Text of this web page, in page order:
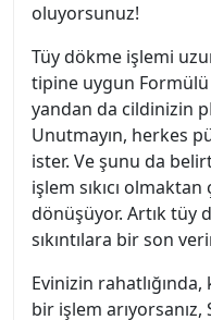
oluyorsunuz!
Tüy dökme işlemi
tipine uygun
yandan da cildinizin
Unutmayın, herkes
ister. Ve şunu da
işlem sıkıcı
dönüşüyor. Artık tüy
sıkıntılara bir son
Evinizin
bir işlem